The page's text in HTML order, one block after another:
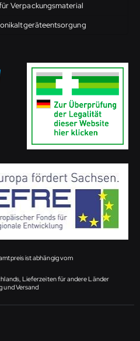
Verpackungsmaterial
ist abhängig vom
Lieferzeiten für andere Länder
und Versand